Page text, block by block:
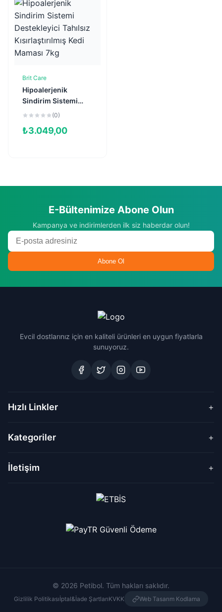
Sepete Ekle
Brit Care
Hipoalerjenik
Sindirim Sistemi
Destekleyici Tahılsız
Maması 7kg
(0)
₺3.049,00
E-Bültenimize Abone Olun
Kampanya ve indirimlerden ilk siz haberdar olun!
Abone Ol
Evcil dostlarınız için en kaliteli ürünleri en uygun fiyatlarla
sunuyoruz.
Hızlı Linkler +
Kategoriler +
İletişim +
© 2026 Petibol. Tüm hakları saklıdır.
Gizlilik Politikasıİptal&İade ŞartlarıKVKK Web Tasarım Kodlama